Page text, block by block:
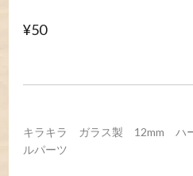
¥50
キラキラ ガラス製 12mm ハ
ルパーツ